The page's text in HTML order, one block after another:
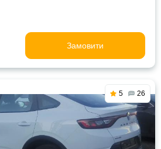
Замовити
5 26